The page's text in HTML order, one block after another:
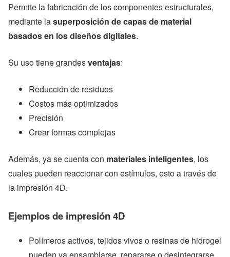
Permite la fabricación de los componentes estructurales,
mediante lasuperposición de capas de material
basados en los diseños digitales.
Su uso tiene grandesventajas:
Reducción de residuos
Costos más optimizados
Precisión
Crear formas complejas
Además, ya se cuenta con materiales inteligentes, los
cuales pueden reaccionar con estímulos, esto a través de
la impresión 4D.
Ejemplos de impresión 4D
Polímeros activos, tejidos vivos o resinas de hidrogel